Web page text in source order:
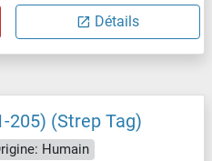
Détails
205) (Strep Tag)
Humain